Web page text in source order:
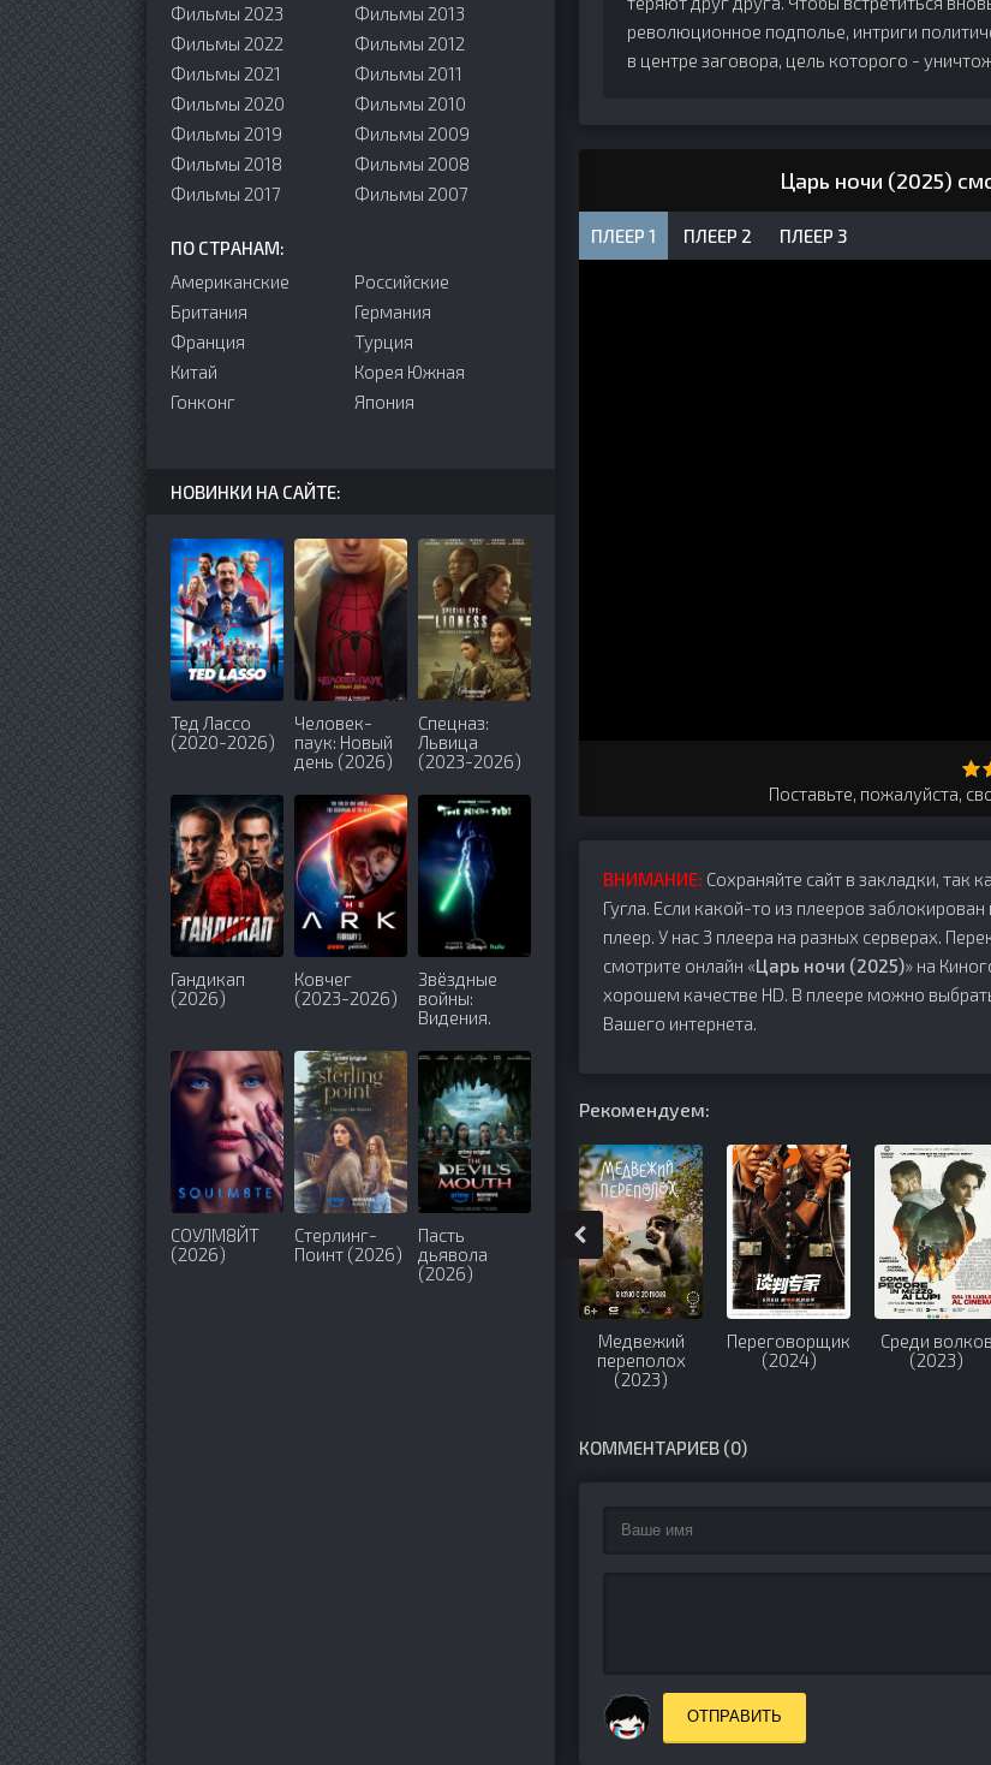
революционное подполье, интриги
в центре заговора, цель которого -
Царь ночи (2025)
ПЛЕЕР 1 ПЛЕЕР 2 ПЛЕЕР 3
Поставьте, пожалуйста,
ВНИМАНИЕ: Сохраняйте сайт в закладки, так
Гугла. Если какой-то из плееров
плеер. У нас 3 плеера на разных серверах.
смотрите онлайн «Царь ночи (2025)» на
хорошем качестве HD. В плеере можно
Вашего интернета.
Рекомендуем:
Медвежий
переполох
(2023)
Переговорщик
(2024)
Среди волков
(2023)
КОММЕНТАРИЕВ (0)
ОТПРАВИТЬ
Фильмы 2023
Фильмы 2022
Фильмы 2021
Фильмы 2020
Фильмы 2019
Фильмы 2018
Фильмы 2017
Фильмы 2013
Фильмы 2012
Фильмы 2011
Фильмы 2010
Фильмы 2009
Фильмы 2008
Фильмы 2007
ПО СТРАНАМ:
Американские
Британия
Франция
Китай
Гонконг
Российские
Германия
Турция
Корея Южная
Япония
НОВИНКИ НА САЙТЕ:
Тед Лассо
(2020-2026)
Человек-
паук: Новый
день (2026)
Спецназ:
Львица
(2023-2026)
Гандикап
(2026)
Ковчег
(2023-2026)
Звёздные
войны:
Видения.
джедай
(2026)
СОУЛМ8ЙТ
(2026)
Стерлинг-
Поинт (2026)
Пасть
дьявола
(2026)